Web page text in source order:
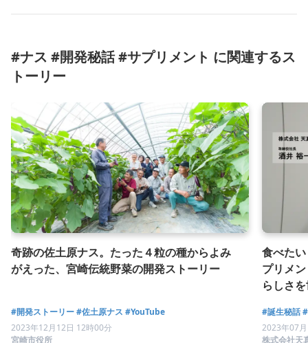
#ナス #開発秘話 #サプリメント に関連するス
トーリー
奇跡の佐土原ナス。たった４粒の種からよみ
がえった、宮崎伝統野菜の開発ストーリー
#開発ストーリー#佐土原ナス #YouTube
2023年12月12日 12時00分
宮崎市役所
食べた
プリメ
らしさ
#誕生秘話
2023年07
株式会社天